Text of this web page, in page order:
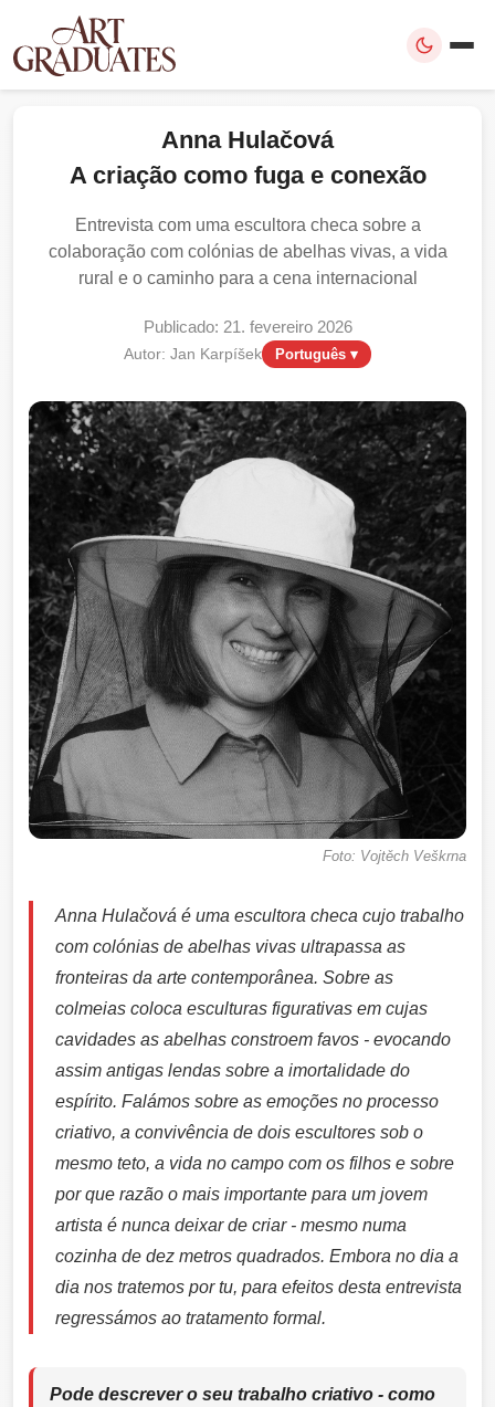
Anna Hulačová
A criação como fuga e conexão
Entrevista com uma escultora checa sobre a
colaboração com colónias de abelhas vivas, a vida
rural e o caminho para a cena internacional
Publicado: 21. fevereiro 2026
Autor: Jan Karpíšek Português ▾
Foto: Vojtěch Veškrna
Anna Hulačová é uma escultora checa cujo trabalho
com colónias de abelhas vivas ultrapassa as
fronteiras da arte contemporânea. Sobre as
colmeias coloca esculturas figurativas em cujas
cavidades as abelhas constroem favos - evocando
assim antigas lendas sobre a imortalidade do
espírito. Falámos sobre as emoções no processo
criativo, a convivência de dois escultores sob o
mesmo teto, a vida no campo com os filhos e sobre
por que razão o mais importante para um jovem
artista é nunca deixar de criar - mesmo numa
cozinha de dez metros quadrados. Embora no dia a
dia nos tratemos por tu, para efeitos desta entrevista
regressámos ao tratamento formal.
Pode descrever o seu trabalho criativo - como